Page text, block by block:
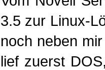
3.5 zur Linux-
noch neben
lief zuerst